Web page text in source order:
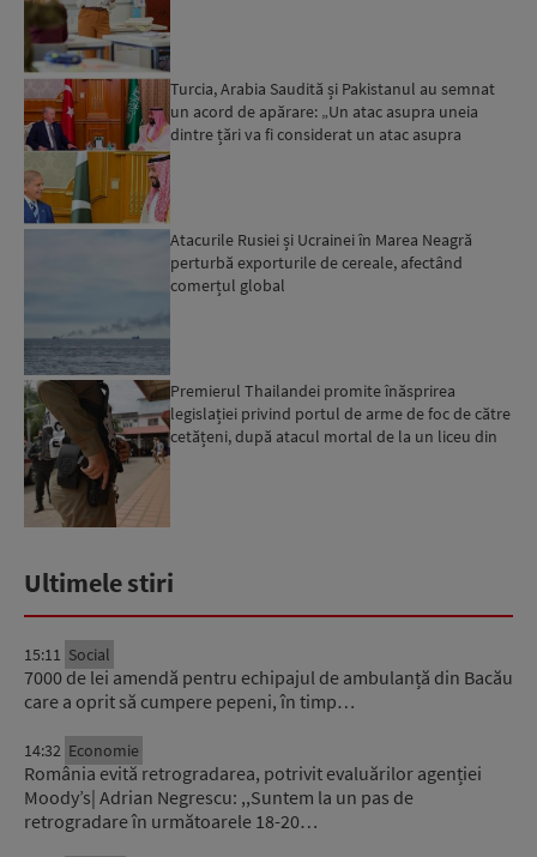
Turcia, Arabia Saudită și Pakistanul au semnat
un acord de apărare: „Un atac asupra uneia
dintre țări va fi considerat un atac asupra
Atacurile Rusiei și Ucrainei în Marea Neagră
perturbă exporturile de cereale, afectând
comerțul global
Premierul Thailandei promite înăsprirea
legislației privind portul de arme de foc de către
cetățeni, după atacul mortal de la un liceu din
Ultimele stiri
15:11 Social
7000 de lei amendă pentru echipajul de ambulanță din Bacău
care a oprit să cumpere pepeni, în timp…
14:32 Economie
România evită retrogradarea, potrivit evaluărilor agenției
Moody’s| Adrian Negrescu: ,,Suntem la un pas de
retrogradare în următoarele 18-20…